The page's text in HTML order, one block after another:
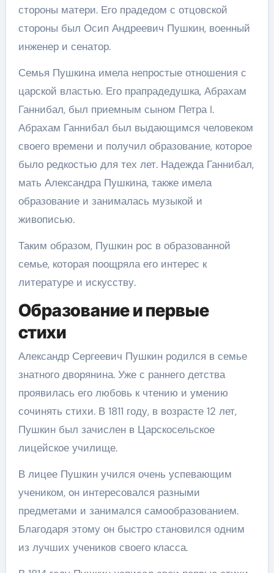
стороны матери. Его прадедом с отцовской
стороны был Осип Андреевич Пушкин, военный
инженер и сенатор.
Семья Пушкина имела непростые отношения с
царской властью. Его прапрадедушка, Абрахам
Ганнибал, был приемным сыном Петра I.
Абрахам Ганнибал был выдающимся человеком
своего времени и получил образование, которое
было редкостью для тех лет. Надежда Ганнибал,
мать Александра Пушкина, также имела
образование и занималась музыкой и
живописью.
Таким образом, Пушкин рос в образованной
семье, которая поощряла его интерес к
литературе и искусству.
Образование и первые
стихи
Александр Сергеевич Пушкин родился в семье
знатного дворянина. Уже с раннего детства
проявилась его любовь к чтению и умению
сочинять стихи. В 1811 году, в возрасте 12 лет,
Пушкин был зачислен в Царскосельское
лицейское училище.
В лицее Пушкин учился очень успевающим
учеником, он интересовался разными
предметами и занимался самообразованием.
Благодаря этому он быстро становился одним
из лучших учеников своего класса.